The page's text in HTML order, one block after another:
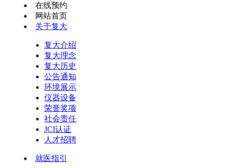
在线预约
网站首页
关于复大
复大介绍
复大理念
复大历史
公告通知
环境展示
仪器设备
荣誉奖项
社会责任
JCI认证
人才招聘
就医指引